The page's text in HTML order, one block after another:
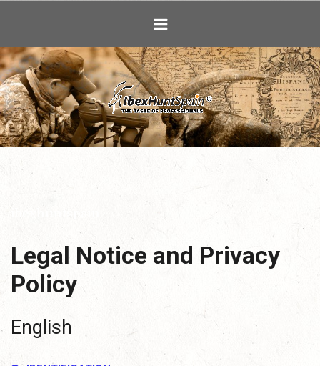
Ibex Hunting
ibexhuntspain
Legal Notice and Privacy
Policy
English